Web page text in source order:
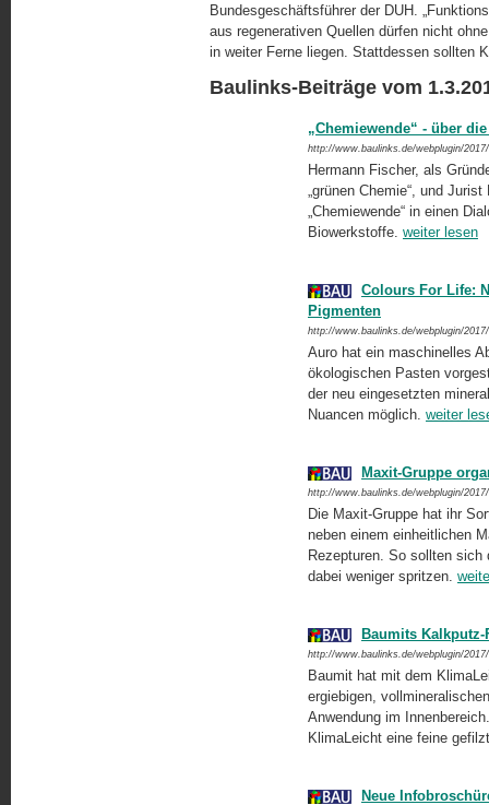
Bundesgeschäftsführer der DUH.
aus regenerativen Quellen dürfen nicht
in weiter Ferne liegen. Statt­des­sen sollten
Baulinks-Beiträge vom
„Chemiewende“ - über
http://www.baulinks.de/webplugin/
Hermann Fischer, als
„grünen Chemie“, und
„Chemiewende“ in einen
Biowerkstoffe. weiter lesen
Colours For Life:
Pigmenten
http://www.baulinks.de/webplugin/
Auro hat ein maschinelles
ökologischen Pasten
der neu eingesetzten
Nuancen möglich. weiter
Maxit-Gruppe
http://www.baulinks.de/webplugin/
Die Maxit-Gruppe hat ihr
neben einem einheitlichen
Rezepturen. So sollten
dabei weniger spritzen.
Baumits
http://www.baulinks.de/webplugin/
Baumit hat mit dem
ergiebigen,
Anwendung im
KlimaLeicht eine feine
Neue